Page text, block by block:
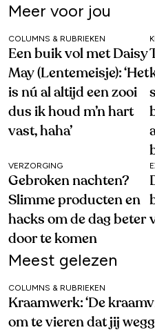
Meer voor jou
COLUMNS & RUBRIEKEN
Een buik vol met Daisy
May (Lentemeisje): ‘Het
is nú al altijd een zooi
dus ik houd m’n hart
vast, haha’
VERZORGING
Gebroken nachten?
Slimme producten en
hacks om de dag beter
door te komen
Meest gelezen
COLUMNS & RUBRIEKEN
Kraamwerk: ‘De
om te vieren dat jij